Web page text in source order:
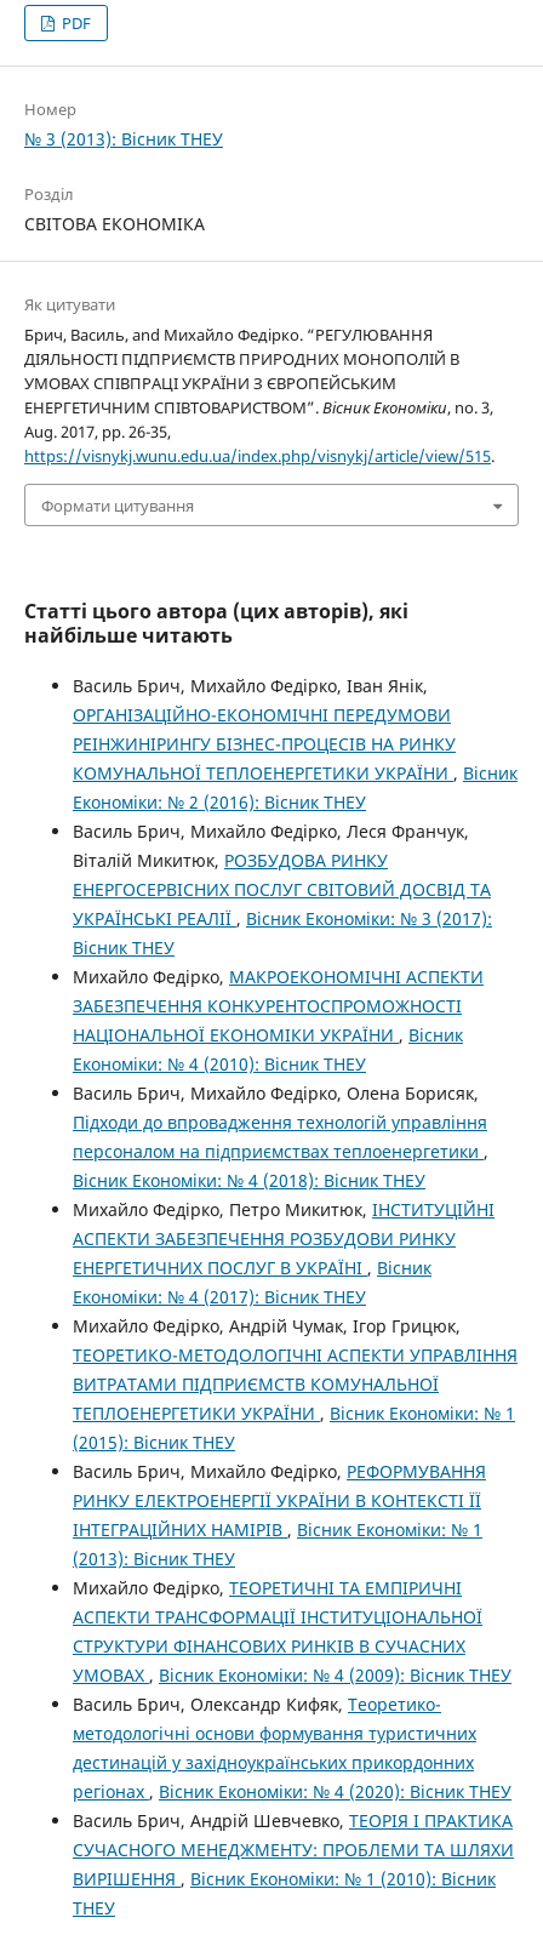
PDF
Номер
№ 3 (2013): Вісник ТНЕУ
Розділ
СВІТОВА ЕКОНОМІКА
Як цитувати
Брич, Василь, and Михайло Федірко. “РЕГУЛЮВАННЯ
ДІЯЛЬНОСТІ ПІДПРИЄМСТВ ПРИРОДНИХ МОНОПОЛІЙ В
УМОВАХ СПІВПРАЦІ УКРАЇНИ З ЄВРОПЕЙСЬКИМ
ЕНЕРГЕТИЧНИМ СПІВТОВАРИСТВОМ”.Вісник Економіки, no. 3,
Aug. 2017, pp. 26-35,
https://visnykj.wunu.edu.ua/index.php/visnykj/article/view/515.
Формати цитування
Статті цього автора (цих авторів), які
найбільше читають
Василь Брич, Михайло Федірко, Іван Янік,
ОРГАНІЗАЦІЙНО-ЕКОНОМІЧНІ ПЕРЕДУМОВИ
РЕІНЖИНІРИНГУ БІЗНЕС-ПРОЦЕСІВ НА РИНКУ
КОМУНАЛЬНОЇ ТЕПЛОЕНЕРГЕТИКИ УКРАЇНИ , Вісник
Економіки: № 2 (2016): Вісник ТНЕУ
Василь Брич, Михайло Федірко, Леся Франчук,
Віталій Микитюк, РОЗБУДОВА РИНКУ
ЕНЕРГОСЕРВІСНИХ ПОСЛУГ СВІТОВИЙ ДОСВІД ТА
УКРАЇНСЬКІ РЕАЛІЇ , Вісник Економіки: № 3 (2017):
Вісник ТНЕУ
Михайло Федірко, МАКРОЕКОНОМІЧНІ АСПЕКТИ
ЗАБЕЗПЕЧЕННЯ КОНКУРЕНТОСПРОМОЖНОСТІ
НАЦІОНАЛЬНОЇ ЕКОНОМІКИ УКРАЇНИ , Вісник
Економіки: № 4 (2010): Вісник ТНЕУ
Василь Брич, Михайло Федірко, Олена Борисяк,
Підходи до впровадження технологій управління
персоналом на підприємствах теплоенергетики ,
Вісник Економіки: № 4 (2018): Вісник ТНЕУ
Михайло Федірко, Петро Микитюк, ІНСТИТУЦІЙНІ
АСПЕКТИ ЗАБЕЗПЕЧЕННЯ РОЗБУДОВИ РИНКУ
ЕНЕРГЕТИЧНИХ ПОСЛУГ В УКРАЇНІ , Вісник
Економіки: № 4 (2017): Вісник ТНЕУ
Михайло Федірко, Андрій Чумак, Ігор Грицюк,
ТЕОРЕТИКО-МЕТОДОЛОГІЧНІ АСПЕКТИ УПРАВЛІННЯ
ВИТРАТАМИ ПІДПРИЄМСТВ КОМУНАЛЬНОЇ
ТЕПЛОЕНЕРГЕТИКИ УКРАЇНИ , Вісник Економіки: № 1
(2015): Вісник ТНЕУ
Василь Брич, Михайло Федірко, РЕФОРМУВАННЯ
РИНКУ ЕЛЕКТРОЕНЕРГІЇ УКРАЇНИ В КОНТЕКСТІ ЇЇ
ІНТЕГРАЦІЙНИХ НАМІРІВ , Вісник Економіки: № 1
(2013): Вісник ТНЕУ
Михайло Федірко, ТЕОРЕТИЧНІ ТА ЕМПІРИЧНІ
АСПЕКТИ ТРАНСФОРМАЦІЇ ІНСТИТУЦІОНАЛЬНОЇ
СТРУКТУРИ ФІНАНСОВИХ РИНКІВ В СУЧАСНИХ
УМОВАХ , Вісник Економіки: № 4 (2009): Вісник ТНЕУ
Василь Брич, Олександр Кифяк, Теоретико-
методологічні основи формування туристичних
дестинацій у західноукраїнських прикордонних
регіонах , Вісник Економіки: № 4 (2020): Вісник ТНЕУ
Василь Брич, Андрій Шевчевко, ТЕОРІЯ І ПРАКТИКА
СУЧАСНОГО МЕНЕДЖМЕНТУ: ПРОБЛЕМИ ТА ШЛЯХИ
ВИРІШЕННЯ , Вісник Економіки: № 1 (2010): Вісник
ТНЕУ